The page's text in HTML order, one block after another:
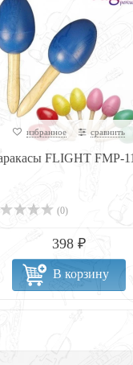
избранное сравнить
FLIGHT FMP-
(0)
398 ₽
В корзину